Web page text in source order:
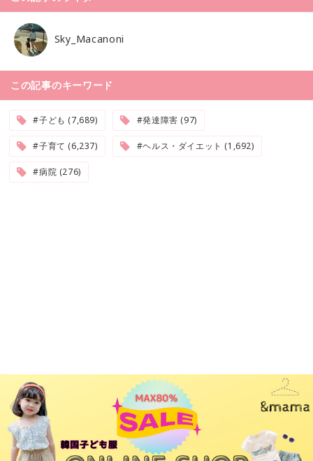
Sky_Macanoni
この記事のキーワード
#子ども (7,689) #発達障害 (97)
#子育て (6,237) #ヘルス・ダイエット (1,692)
#病院 (276)